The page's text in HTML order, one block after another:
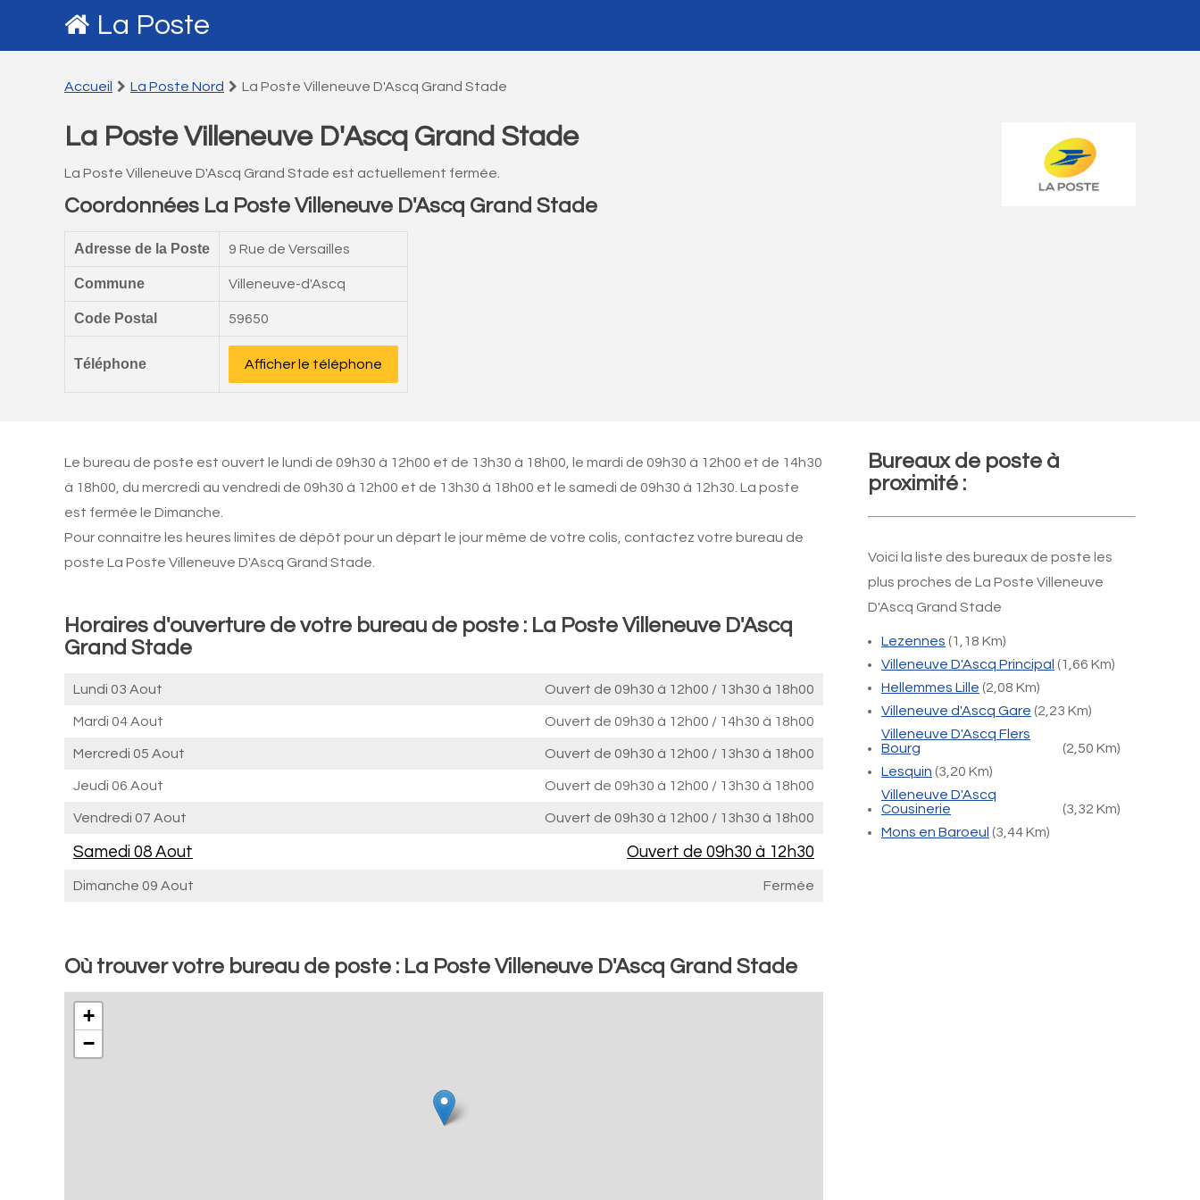
La Poste
Accueil La Poste Nord La Poste Villeneuve D'Ascq Grand Stade
La Poste Villeneuve D'Ascq Grand Stade
La Poste Villeneuve D'Ascq Grand Stade est actuellement fermée.
Coordonnées La Poste Villeneuve D'Ascq Grand Stade
Adresse de la Poste 9 Rue de Versailles
Commune Villeneuve-d'Ascq
Code Postal 59650
Téléphone Afficher le téléphone
Le bureau de poste est ouvert le lundi de 09h30 à 12h00 et de 13h30 à 18h00, le mardi de 09h30 à 12h00 et de 14h30
à 18h00, du mercredi au vendredi de 09h30 à 12h00 et de 13h30 à 18h00 et le samedi de 09h30 à 12h30. La poste
est fermée le Dimanche.
Pour connaitre les heures limites de dépôt pour un départ le jour même de votre colis, contactez votre bureau de
poste La Poste Villeneuve D'Ascq Grand Stade.
Horaires d'ouverture de votre bureau de poste : La Poste Villeneuve D'Ascq
Grand Stade
Lundi 03 Aout Ouvert de 09h30 à 12h00 / 13h30 à 18h00
Mardi 04 Aout Ouvert de 09h30 à 12h00 / 14h30 à 18h00
Mercredi 05 Aout Ouvert de 09h30 à 12h00 / 13h30 à 18h00
Jeudi 06 Aout Ouvert de 09h30 à 12h00 / 13h30 à 18h00
Vendredi 07 Aout Ouvert de 09h30 à 12h00 / 13h30 à 18h00
Samedi 08 Aout Ouvert de 09h30 à 12h30
Dimanche 09 Aout Fermée
Où trouver votre bureau de poste : La Poste Villeneuve D'Ascq Grand Stade
+
−
Bureaux de poste à
proximité :
Voici la liste des bureaux de poste les
plus proches de La Poste Villeneuve
D'Ascq Grand Stade
Lezennes (1,18 Km)
Villeneuve D'Ascq Principal (1,66 Km)
Hellemmes Lille (2,08 Km)
Villeneuve d'Ascq Gare (2,23 Km)
Villeneuve D'Ascq Flers
Bourg
(2,50 Km)
Lesquin (3,20 Km)
Villeneuve D'Ascq
Cousinerie
(3,32 Km)
Mons en Baroeul (3,44 Km)